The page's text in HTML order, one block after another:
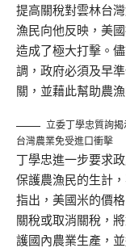
提高關稅對雲林台
漁民向他反映，美
造成了極大打擊。
調，政府必須及早
關，並藉此幫助農
立委丁學忠質詢
台灣農業免受進口衝擊
丁學忠進一步要求
保護農漁民的生計
指出，美國米的價
關稅或取消關稅，
護國內農業生產，